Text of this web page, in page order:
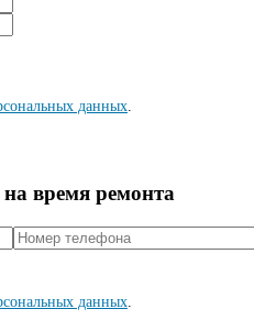
данных.
время ремонта
данных